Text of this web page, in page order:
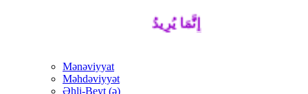
إِنَّمَا يُرِيدُ اللَّهُ لِيُذْهِبَ عَنْكُمُ الرِّجْسَ
Mənəviyyat
Məhdəviyyət
Əhli-Beyt (ə)